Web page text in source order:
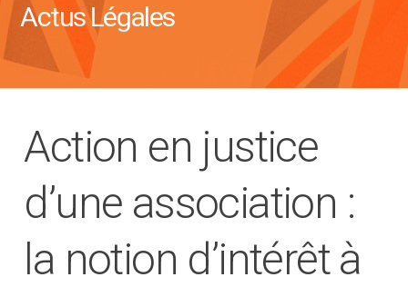
Actus Légales
Action en justice
d’une association :
la notion d’intérêt à